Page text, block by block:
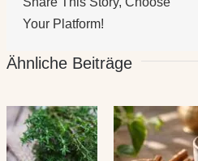
Your Platform!
Ähnliche Beiträge